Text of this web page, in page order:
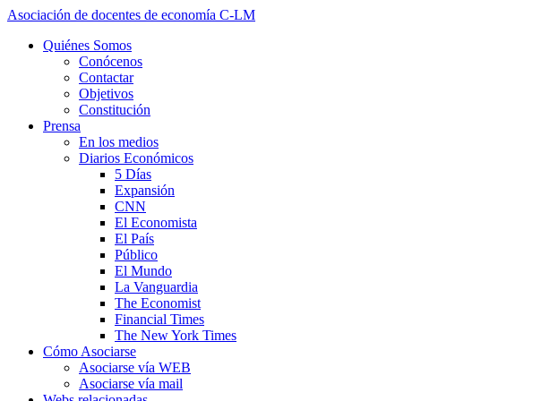
Asociación de docentes de economía C-LM
Quiénes Somos
Conócenos
Contactar
Objetivos
Constitución
Prensa
En los medios
Diarios Económicos
5 Días
Expansión
CNN
El Economista
El País
Público
El Mundo
La Vanguardia
The Economist
Financial Times
The New York Times
Cómo Asociarse
Asociarse vía WEB
Asociarse vía mail